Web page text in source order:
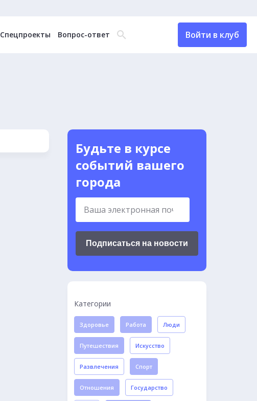
Спецпроекты Вопрос-ответ Войти в клуб
Будьте в курсе
событий вашего
города
Подписаться на новости
Категории
Здоровье Работа Люди
Путешествия Искусство
Развлечения Спорт
Отношения Государство